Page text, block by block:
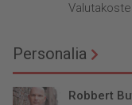
Personalia
Robbert